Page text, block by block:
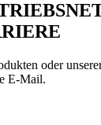
oder
E-Mail.